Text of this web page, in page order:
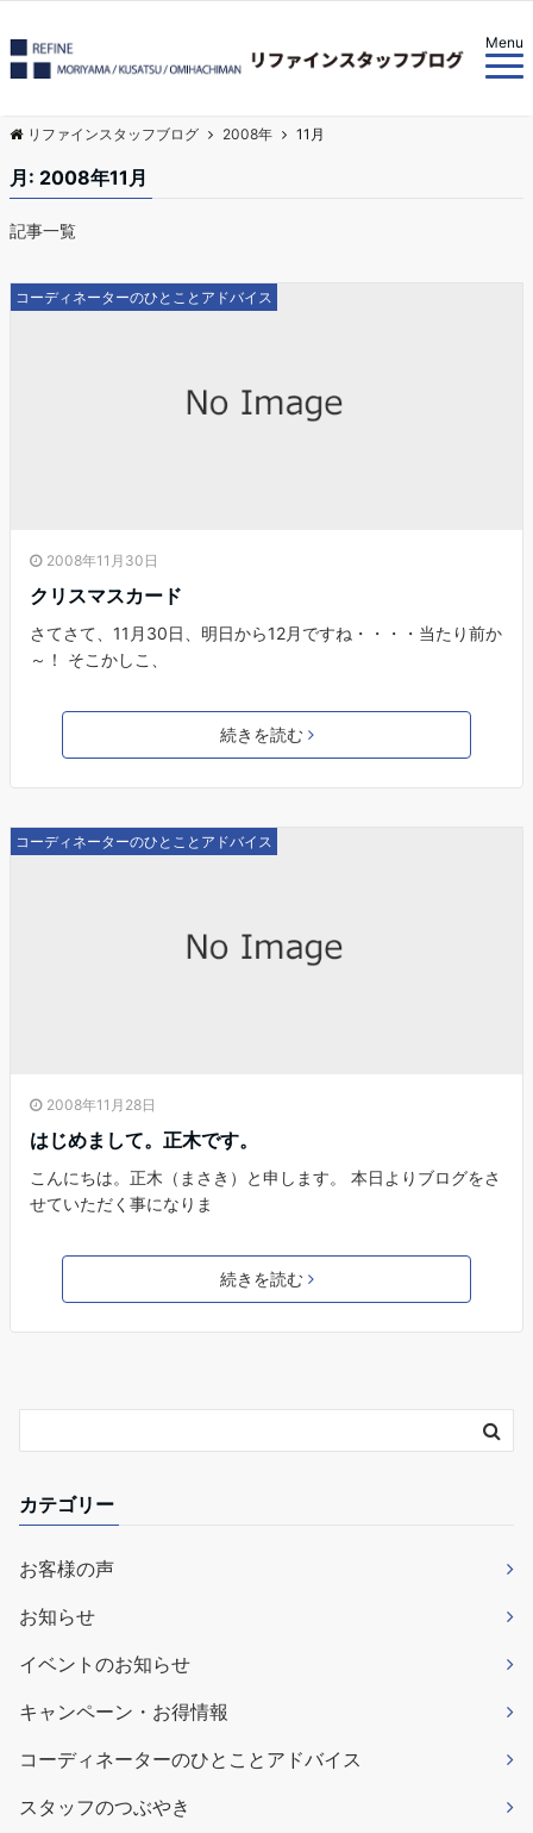
Menu
リファインスタッフブログ 2008年 11月
月: 2008年11月
記事一覧
コーディネーターのひとことアドバイス
2008年11月30日
クリスマスカード
さてさて、11月30日、明日から12月ですね・・・・当たり前か
～！ そこかしこ、
続きを読む
コーディネーターのひとことアドバイス
2008年11月28日
はじめまして。正木です。
こんにちは。正木（まさき）と申します。 本日よりブログをさ
せていただく事になりま
続きを読む
カテゴリー
お客様の声
お知らせ
イベントのお知らせ
キャンペーン・お得情報
コーディネーターのひとことアドバイス
スタッフのつぶやき